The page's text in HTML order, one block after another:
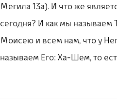
Мегила 13а). И что же
сегодня? И как мы называем
Моисею и всем нам, что у
называем Его: Ха-Шем, то